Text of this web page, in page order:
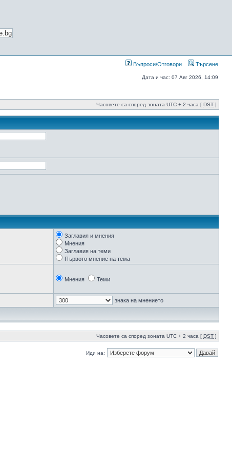
Въпроси/Отговори Търсене
Дата и час: 07 Авг 2026, 14:09
Часовете са според зоната UTC + 2 часа [ DST ]
Заглавия и мнения
Мнения
Заглавия на теми
Първото мнение на тема
Мнения Теми
знака на мнението
Часовете са според зоната UTC + 2 часа [ DST ]
Иди на: